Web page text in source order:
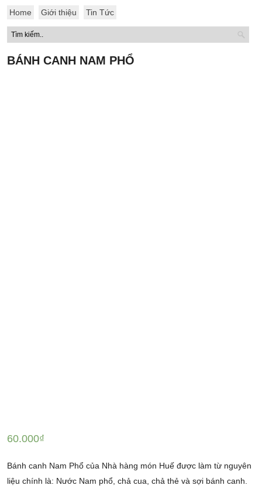
Home Giới thiệu Tin Tức
BÁNH CANH NAM PHỔ
60.000₫
Bánh canh Nam Phổ của Nhà hàng món Huế được làm từ nguyên
liệu chính là: Nước Nam phổ, chả cua, chả thẻ và sợi bánh canh.